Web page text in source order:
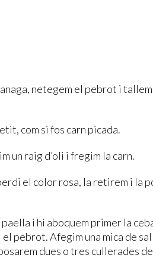
netegem el pebrot i
com si fos carn picada.
un raig d’oli i fregim la carn.
el color rosa, la retirem i la
paella i hi aboquem primer la
el pebrot. Afegim una mica de
dues o tres cullerades